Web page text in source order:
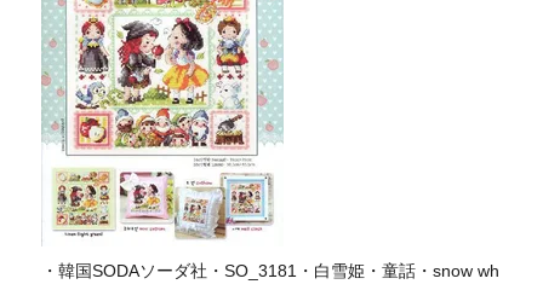
・韓国SODAソーダ社・SO_3181・白雪姫・童話・snow wh